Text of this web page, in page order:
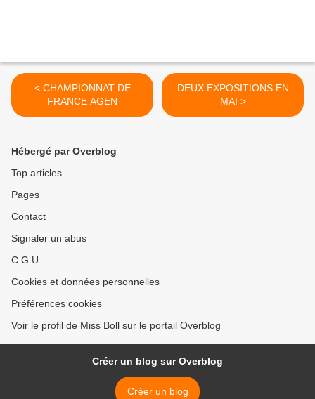
< CHAMPIONNAT DE
FRANCE AGEN
DEUX EXPOSITIONS EN
MAI >
Hébergé par Overblog
Top articles
Pages
Contact
Signaler un abus
C.G.U.
Cookies et données personnelles
Préférences cookies
Voir le profil de Miss Boll sur le portail Overblog
Créer un blog sur Overblog
Créer un blog